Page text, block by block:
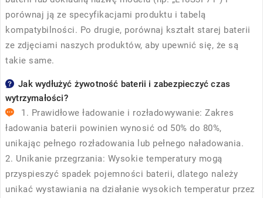
porównaj ją ze specyfikacjami produktu i tabelą
kompatybilności. Po drugie, porównaj kształt starej baterii
ze zdjęciami naszych produktów, aby upewnić się, że są
takie same.
Jak wydłużyć żywotność baterii i zabezpieczyć czas
wytrzymałości?
1. Prawidłowe ładowanie i rozładowywanie: Zakres
ładowania baterii powinien wynosić od 50% do 80%,
unikając pełnego rozładowania lub pełnego naładowania.
2. Unikanie przegrzania: Wysokie temperatury mogą
przyspieszyć spadek pojemności baterii, dlatego należy
unikać wystawiania na działanie wysokich temperatur przez